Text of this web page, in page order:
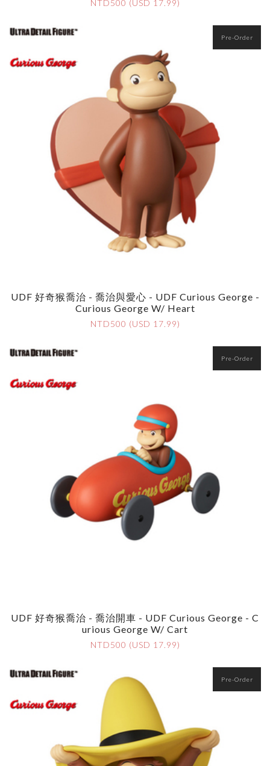
NTD500 (USD 17.99)
Pre-Order
UDF 好奇猴喬治 - 喬治與愛心 - UDF Curious George -
Curious George W/ Heart
NTD500 (USD 17.99)
Pre-Order
UDF 好奇猴喬治 - 喬治開車 - UDF Curious George - C
Urious George W/ Cart
NTD500 (USD 17.99)
Pre-Order